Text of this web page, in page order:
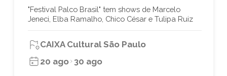
"Festival Palco Brasil" tem shows de Marcelo
Jeneci, Elba Ramalho, Chico César e Tulipa Ruiz
CAIXA Cultural São Paulo
20 ago 30 ago